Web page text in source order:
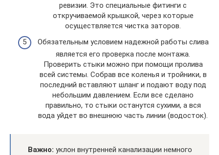
ревизии. Это специальные фитинги с
откручиваемой крышкой, через которые
осуществляется чистка заторов.
Обязательным условием надежной работы слива
является его проверка после монтажа.
Проверить стыки можно при помощи пролива
всей системы. Собрав все коленья и тройники, в
последний вставляют шланг и подают воду под
небольшим давлением. Если все сделано
правильно, то стыки останутся сухими, а вся
вода уйдет во внешнюю часть линии (водосток).
Важно: уклон внутренней канализации немного